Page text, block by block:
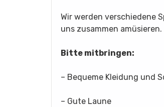
Wir werden verschiedene
uns zusammen amüsieren.
Bitte mitbringen:
– Bequeme Kleidung und
– Gute Laune